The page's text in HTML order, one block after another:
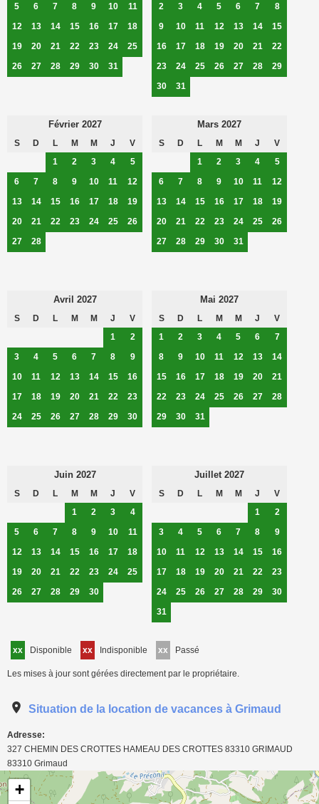
5 6 7 8 9 10
11
12
13 14 15 16 17
18
19
20 21 22 23 24
25
26
27 28 29 30 31
2 3 4 5 6 7
8
9
10 11 12 13 14
15
16
17 18 19 20 21
22
23
24 25 26 27 28
29
30
31
Février 2027
S D L M M J
V
1
2 3 4
5
6
7 8 9 10 11
12
13
14 15 16 17 18
19
20
21 22 23 24 25
26
27
28
Mars 2027
S D L M M J
V
1
2 3 4
5
6
7 8 9 10 11
12
13
14 15 16 17 18
19
20
21 22 23 24 25
26
27
28 29 30 31
Avril 2027
S D L M M J
V
1
2
3
4 5 6 7 8
9
10
11 12 13 14 15
16
17
18 19 20 21 22
23
24
25 26 27 28 29 30
Mai 2027
S D L M M J
V
1
2 3 4 5 6
7
8
9 10 11 12 13
14
15
16 17 18 19 20
21
22
23 24 25 26 27
28
29
30 31
Juin 2027
S D L M M J
V
1
2 3
4
5
6 7 8 9 10
11
12
13 14 15 16 17
18
19
20 21 22 23 24
25
26
27 28 29 30
Juillet 2027
S D L M M J
V
1
2
3
4 5 6 7 8
9
10
11 12 13 14 15
16
17
18 19 20 21 22
23
24
25 26 27 28 29
30
31
xx Disponible xx Indisponible xx Passé
Les mises à jour sont gérées directement par le propriétaire.
Situation de la location de vacances à Grimaud
Adresse:
327 CHEMIN DES CROTTES HAMEAU DES CROTTES 83310 GRIMAUD
83310 Grimaud
Carte de localisation de l'annonce: Golfe ST TROPEZ - Maisonnette 3/4 Pers -3 km
mer +